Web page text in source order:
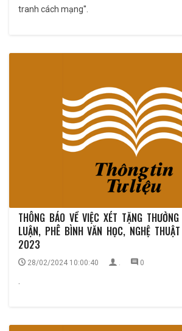
tranh cách mạng''.
THÔNG BÁO VỀ VIỆC XÉT TẶNG
LUẬN, PHÊ BÌNH VĂN HỌC, NGHỆ
2023
28/02/2024 10:00:40 . 0
.